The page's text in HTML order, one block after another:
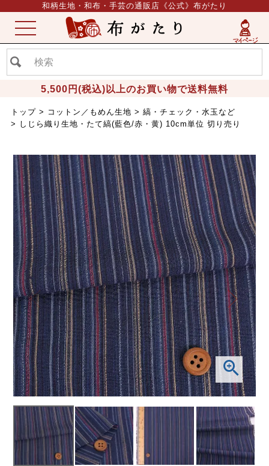
和柄生地・和布・手芸の通販店《公式》布がたり
5,500円(税込)以上のお買い物で送料無料
ME
NU
トップ コットン／もめん生地
縞・チェック・水玉など
しじら織り生地・たて縞(藍色/赤・黄) 10cm単位 切り売り